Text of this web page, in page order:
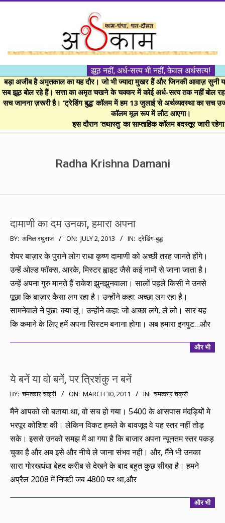
।।
अर्थकाम।।
BE
FINANCIALLY
CLEVER!
झूठ नहीं, अर्ध-सत्य भी नहीं, केवल अर्थसत्य!
बड़ा अजीब है अमृतकाल का यह दौर। जो भी ज्यादा मुखर हैं और जिनकी आवाज़ सुनी
सब झूठ बोल रहे हैं। सत्ता का अमृत चखने के चक्कर में कोई अर्ध-सत्य तक नहीं बोल
सच जानना ज़रूरी है। ‘ट्रेडिंग बुद्ध’ कॉलम में हम 13 जुलाई से अर्थव्यवस्था का सच
कॉलम मूल रूप में लौट आएगा।
इस दौरान ‘तथास्तु’ का साप्ताहिक कॉलम बदस्तूर जारी
Radha Krishna Damani
दामाणी का दम उनका, हमारा अपना
2013-
07-
02
BY: अनिल रघुराज ON: JULY 2, 2013 IN: ट्रेडिंग-बुद्ध
शेयर बाज़ार के पुराने लोग राधा कृष्ण दामाणी को अच्छी तरह जानते होंगे।
उन्हें ओल्ड फॉक्स, आरके, मिस्टर ह्वाइट जैसे कई नामों से जाना जाता है।
उन्हें अपना गुरु मानते हैं राकेश झुनझुनवाला। सालों पहले किसी ने उनसे
पूछा कि बाज़ार कैसा लग रहा है। उन्होंने कहा: अच्छा लग रहा है।
सामनेवाले ने पूछा: क्या लूं। उन्होंने कहा: जो अच्छा लगे, ले लो। सार यह
कि कमाने के लिए हमें अपना सिस्टम बनाना होगा। अब हमारा इनपुट…और
और भी
ये बनें या वो बनें, पर त्रिशंकु न बनें
2011-
03-
BY: चमत्कार चक्री ON: MARCH 30, 2011 IN: चमत्कार चक्री
मैंने आपको जो बताया था, वो सच हो गया। 5400 के आसपास मंदड़ियों मे
भरपूर कोशिश की। लेकिन विकट हमले के बावजूद वे यह स्तर नहीं तोड़
सके। इससे उनको समझ में आ गया है कि बाजार अपना न्यूनतम स्तर पकड़
चुका है और अब इसे और नीचे ले जाना संभव नही। और, मैंने भी उनका
सारा गोरखधंधा बेहद करीब से देखने के बाद बहुत कुछ सीखा है। हमने
अप्रैल 2008 में निफ्टी जब 4800 पर था,और
और भी